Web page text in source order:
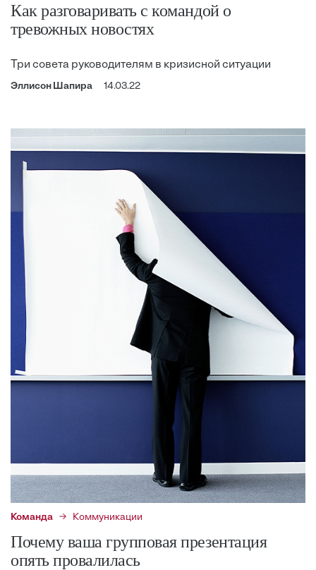
Как разговаривать с командой о
тревожных новостях
Три совета руководителям в кризисной ситуации
Эллисон Шапира 14.03.22
Команда Коммуникации
Почему ваша групповая презентация
опять провалилась